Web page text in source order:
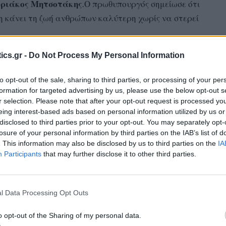
- Do Not Process My Personal Information
opt-out of the sale, sharing to third parties, or processing of your
for targeted advertising by us, please use the below opt-out
selection. Please note that after your opt-out request is processed
interest-based ads based on personal information utilized by us
to third parties prior to your opt-out. You may separately
of your personal information by third parties on the IAB’s list of
This information may also be disclosed by us to third parties on the
Participants that may further disclose it to other third parties.
Data Processing Opt Outs
opt-out of the Sharing of my personal data.
Μητσοτάκης.Ο πρωθυπουργός σημείωσε ότι
κάνει τη ζωή ανθρώπων καλύτερη χωρίς να στερεί
δεν έχουν ακόμα νομικά τις ίδιες
Να τα παίρνουν από το σχολείο, να
συνέχισε Κυριάκος Μητσοτάκης.
επιτρέποντας σε όλους αν το επιθυμούν να
τελετή στο δημαρχείο όπως το κάνουν και τα
της δημοκρατίας μας να ενσωματώνει ισότιμα
ότι αυτό ισχύει σε 36 χώρες της Ευρώπης και
είναι τίποτα άλλο από το επιστέγασμα της
«Γι’αυτό και τα νομικά συστήματα